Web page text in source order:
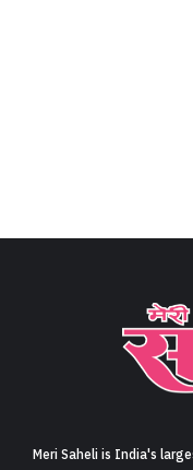
Meri Saheli is India's